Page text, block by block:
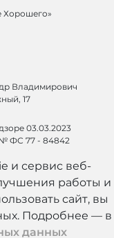
Владимирович
17
03.03.2023
ФС 77 - 84842
и сервис веб-
работы и
сайт, вы
Подробнее — в
данных